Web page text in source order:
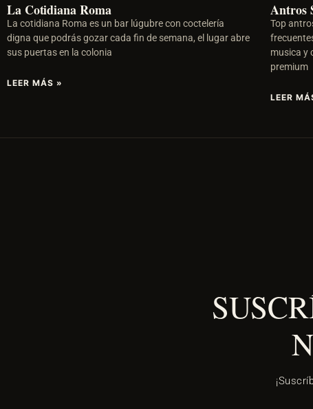
La Cotidiana Roma
La cotidiana Roma es un bar lúgubre con coctelería
digna que podrás gozar cada fin de semana, el lugar abre
sus puertas en la colonia
LEER MÁS »
Antros
Top
musica y
premium
LEER